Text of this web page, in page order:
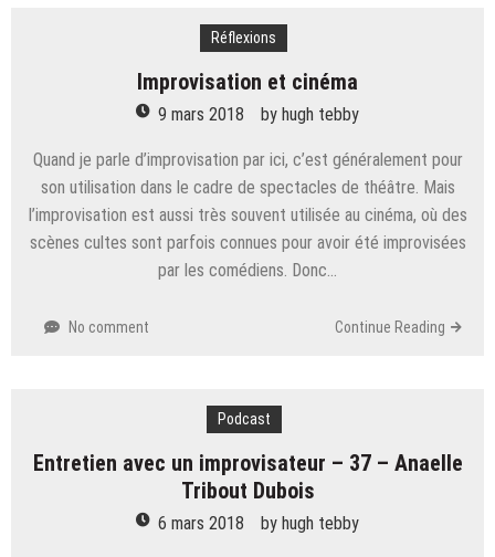
Réflexions
Improvisation et cinéma
9 mars 2018 by hugh tebby
Quand je parle d’improvisation par ici, c’est généralement pour
son utilisation dans le cadre de spectacles de théâtre. Mais
l’improvisation est aussi très souvent utilisée au cinéma, où des
scènes cultes sont parfois connues pour avoir été improvisées
par les comédiens. Donc…
No comment Continue Reading
Podcast
Entretien avec un improvisateur – 37 – Anaelle
Tribout Dubois
6 mars 2018 by hugh tebby